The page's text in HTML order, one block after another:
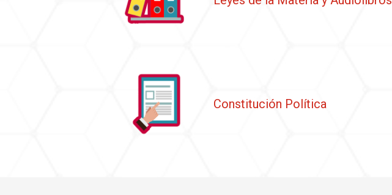
Constitución Política